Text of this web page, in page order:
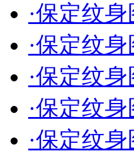
·保定纹身
·保定纹身
·保定纹身
·保定纹身
·保定纹身